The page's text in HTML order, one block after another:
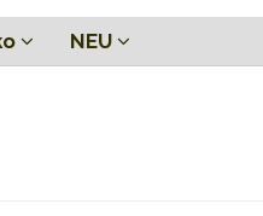
NEU